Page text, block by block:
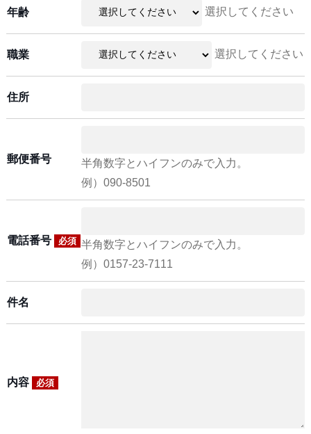
年齢 選択してください
職業 選択してください
住所
郵便番号
半角数字とハイフンのみで入力。
例）090-8501
電話番号 必須 半角数字とハイフンのみで入力。
例）0157-23-7111
件名
内容 必須